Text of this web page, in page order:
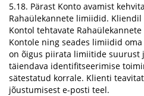
5.18. Pärast Konto avamist
Rahaülekannete limiidid. Kliendil
Kontol tehtavate
Kontole ning seades limiidid
on õigus piirata limiitide suurust
täiendava identifitseerimise
sätestatud korrale. Klienti
jõustumisest e-posti teel.